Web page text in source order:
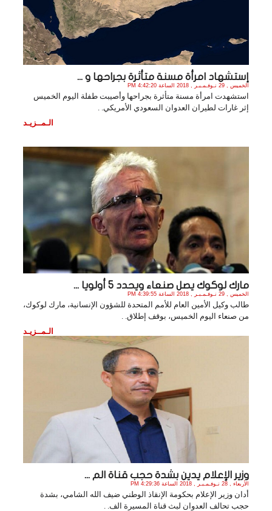
إستشهاد امرأة مسنة متأثرة بجراحها و ...
الخميس , 29 نـوفـمـبـر , 2018 الساعة 4:42:20 PM
استشهدت امرأة مسنة متأثرة بجراحها وأصيبت طفلة اليوم الخميس
إثر غارات لطيران العدوان السعودي الأمريكي. .
الـمــزيـد
مارك لوكوك يصل صنعاء ويحدد 5 أولويا ...
الخميس , 29 نـوفـمـبـر , 2018 الساعة 4:39:55 PM
طالب وكيل الأمين العام للأمم المتحدة للشؤون الإنسانية، مارك لوكوك،
من صنعاء اليوم الخميس، بوقف إطلاق. .
الـمــزيـد
وزير الإعلام يدين بشدة حجب قناة الم ...
الأربعاء , 28 نـوفـمـبـر , 2018 الساعة 4:29:36 PM
أدان وزير الإعلام بحكومة الإنقاذ الوطني ضيف الله الشامي، بشدة
حجب تحالف العدوان لبث قناة المسيرة الف. .